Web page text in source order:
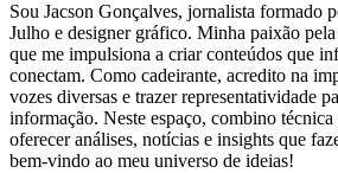
Sou Jacson Gonçalves, jornalista formado
Julho e designer gráfico. Minha paixão
que me impulsiona a criar conteúdos que
conectam. Como cadeirante, acredito na
vozes diversas e trazer representatividade
informação. Neste espaço, combino
oferecer análises, notícias e insights que
bem-vindo ao meu universo de ideias!